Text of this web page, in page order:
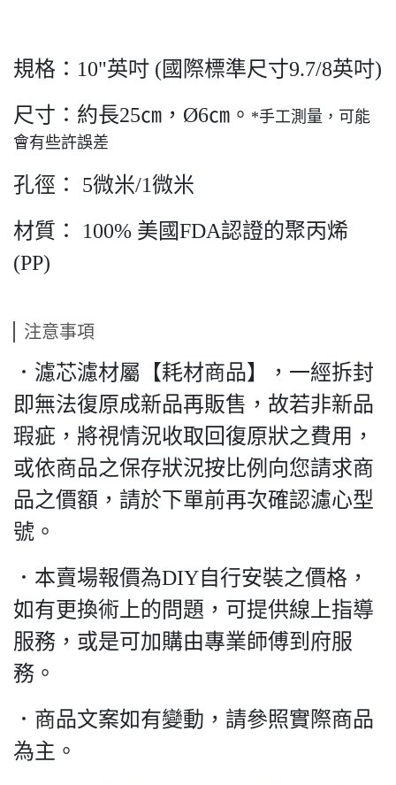
規格：10"英吋 (國際標準尺寸9.7/8英吋)
尺寸：約長25㎝，Ø6㎝。 *手工測量，可能
會有些許誤差
孔徑： 5微米/1微米
材質： 100% 美國FDA認證的聚丙烯
(PP)
注意事項
．濾芯濾材屬【耗材商品】，一經拆封
即無法復原成新品再販售，故若非新品
瑕疵，將視情況收取回復原狀之費用，
或依商品之保存狀況按比例向您請求商
品之價額，請於下單前再次確認濾心型
號。
．本賣場報價為DIY自行安裝之價格，
如有更換術上的問題，可提供線上指導
服務，或是可加購由專業師傅到府服
務。
．商品文案如有變動，請參照實際商品
為主。